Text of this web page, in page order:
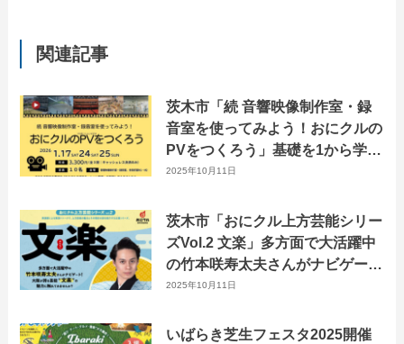
関連記事
茨木市「続 音響映像制作室・録
音室を使ってみよう！おにクルの
PVをつくろう」基礎を1から学ぶ
3日間。
2025年10月11日
茨木市「おにクル上方芸能シリー
ズVol.2 文楽」多方面で大活躍中
の竹本咲寿太夫さんがナビゲー
ト！
2025年10月11日
いばらき芝生フェスタ2025開催